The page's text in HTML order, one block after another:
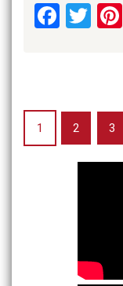
1 2 3